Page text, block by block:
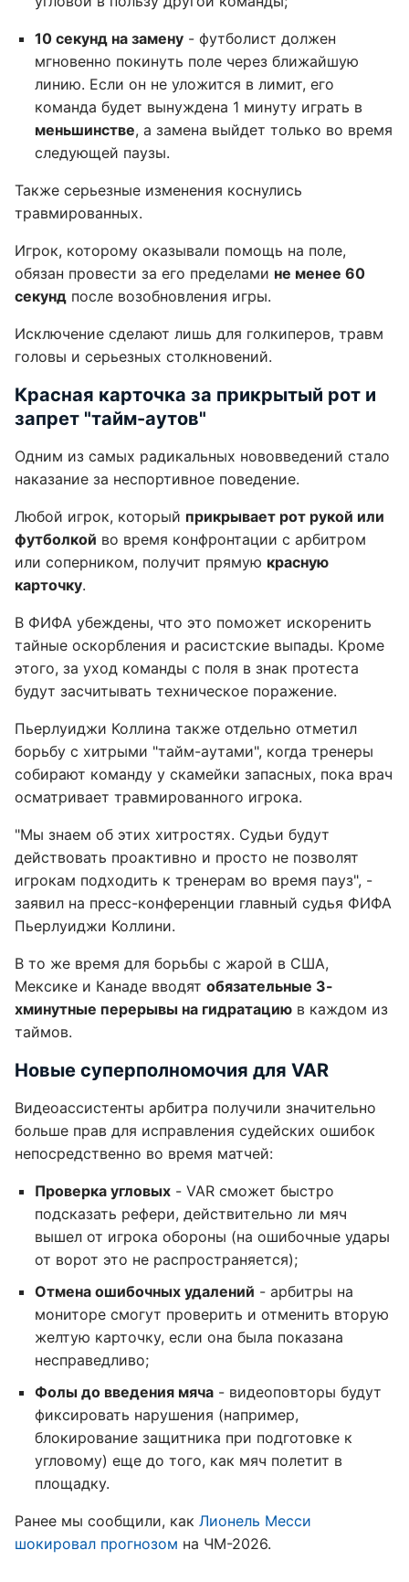
10 секунд на замену - футболист должен
мгновенно покинуть поле через ближайшую
линию. Если он не уложится в лимит, его
команда будет вынуждена 1 минуту играть в
меньшинстве, а замена выйдет только во время
следующей паузы.
Также серьезные изменения коснулись
травмированных.
Игрок, которому оказывали помощь на поле,
обязан провести за его пределами не менее 60
секунд после возобновления игры.
Исключение сделают лишь для голкиперов, травм
головы и серьезных столкновений.
Красная карточка за прикрытый рот и
запрет "тайм-аутов"
Одним из самых радикальных нововведений стало
наказание за неспортивное поведение.
Любой игрок, который прикрывает рот рукой или
футболкой во время конфронтации с арбитром
или соперником, получит прямую красную
карточку.
В ФИФА убеждены, что это поможет искоренить
тайные оскорбления и расистские выпады. Кроме
этого, за уход команды с поля в знак протеста
будут засчитывать техническое поражение.
Пьерлуиджи Коллина также отдельно отметил
борьбу с хитрыми "тайм-аутами", когда тренеры
собирают команду у скамейки запасных, пока врач
осматривает травмированного игрока.
"Мы знаем об этих хитростях. Судьи будут
действовать проактивно и просто не позволят
игрокам подходить к тренерам во время пауз", -
заявил на пресс-конференции главный судья ФИФА
Пьерлуиджи Коллини.
В то же время для борьбы с жарой в США,
Мексике и Канаде вводят обязательные 3-
хминутные перерывы на гидратацию в каждом из
таймов.
Новые суперполномочия для VAR
Видеоассистенты арбитра получили значительно
больше прав для исправления судейских ошибок
непосредственно во время матчей:
Проверка угловых - VAR сможет быстро
подсказать рефери, действительно ли мяч
вышел от игрока обороны (на ошибочные удары
от ворот это не распространяется);
Отмена ошибочных удалений - арбитры на
мониторе смогут проверить и отменить вторую
желтую карточку, если она была показана
несправедливо;
Фолы до введения мяча - видеоповторы будут
фиксировать нарушения (например,
блокирование защитника при подготовке к
угловому) еще до того, как мяч полетит в
площадку.
Ранее мы сообщили, как Лионель Месси
шокировал прогнозом на ЧМ-2026.